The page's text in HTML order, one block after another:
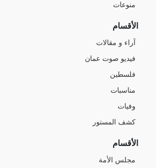
منوعات
الأقسام
آراء و مقالات
فيديو صوت عمان
فلسطين
مناسبات
وفيات
كشف المستور
الأقسام
مجلس الأمة